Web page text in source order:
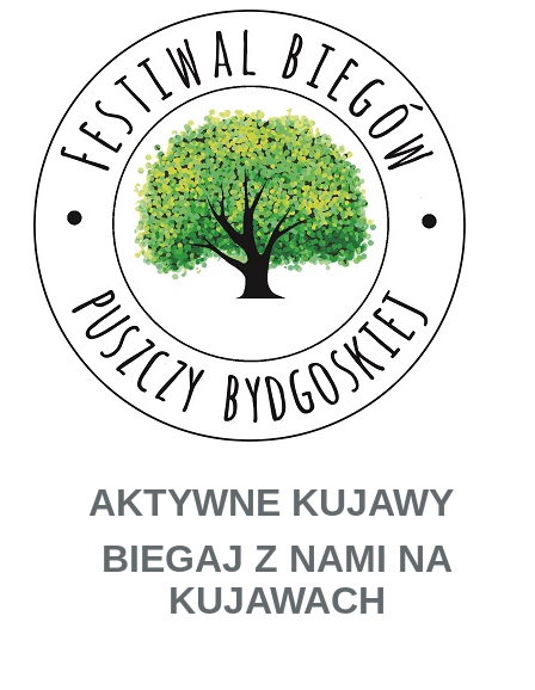
AKTYWNE KUJAWY
BIEGAJ Z NAMI NA
KUJAWACH